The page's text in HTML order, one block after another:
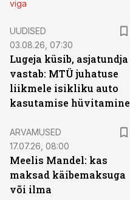
viga
UUDISED
03.08.26, 07:30
Lugeja küsib, asjatundja
vastab: MTÜ juhatuse
liikmele isikliku auto
kasutamise hüvitamine
ARVAMUSED
17.07.26, 08:00
Meelis Mandel: kas
maksad käibemaksuga
või ilma